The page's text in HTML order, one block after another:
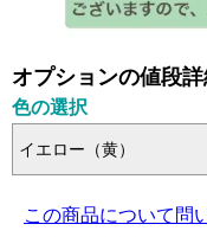
オプションの値段詳
色の選択
イエロー（黄）
この商品について問